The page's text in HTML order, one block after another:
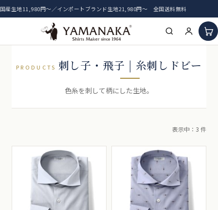
国産生地11,980円〜／インポートブランド生地21,980円〜 全国送料無料
PRODUCTS 刺し子・飛子 | 糸刺しドビー
色糸を刺して柄にした生地。
表示中：3 件